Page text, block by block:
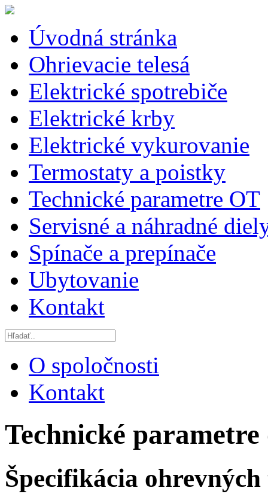
Úvodná stránka
Ohrievacie telesá
Elektrické spotrebiče
Elektrické krby
Elektrické vykurovanie
Termostaty a poistky
Technické parametre OT
Servisné a náhradné
Spínače a prepínače
Ubytovanie
Kontakt
O spoločnosti
Kontakt
Technické
Špecifikácia